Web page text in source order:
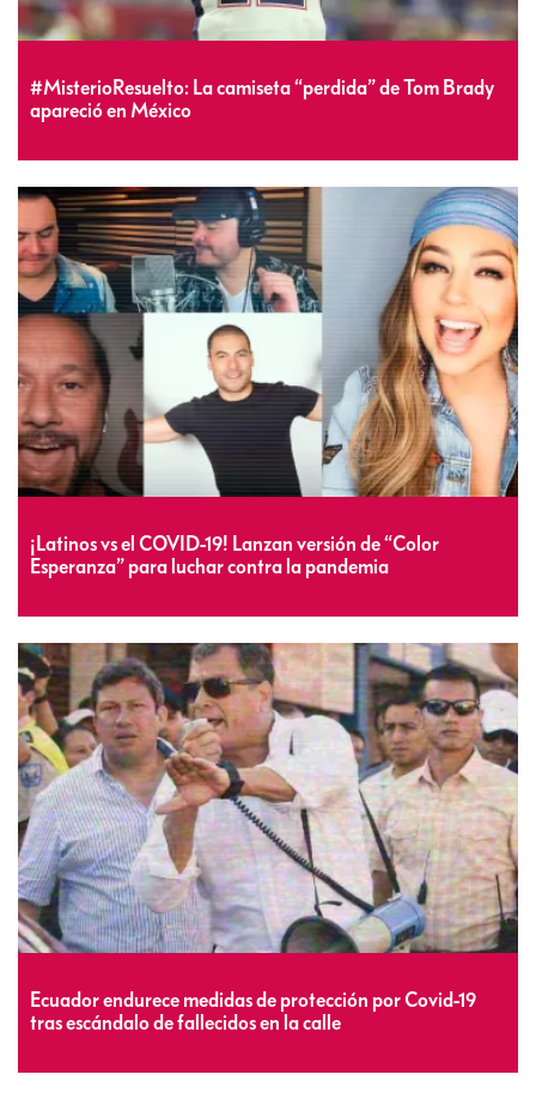
#MisterioResuelto: La camiseta “perdida” de Tom Brady
apareció en México
¡Latinos vs el COVID-19! Lanzan versión de “Color
Esperanza” para luchar contra la pandemia
Ecuador endurece medidas de protección por Covid-19
tras escándalo de fallecidos en la calle